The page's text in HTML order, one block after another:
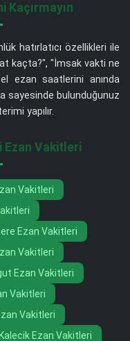
Kaçırmayın
hatırlatıcı özellikleri ile
kaçta?", "İmsak vakti ne
ezan saatlerini anında
sayesinde bulunduğunuz
yapılır.
Ezan Vakitleri
Vakitleri
Ezan Vakitleri
Vakitleri
Ezan Vakitleri
Vakitleri
Vakitleri
Kalecik Ezan Vakitleri